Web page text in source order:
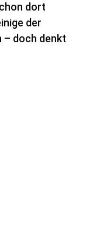
dort
der
– doch denkt